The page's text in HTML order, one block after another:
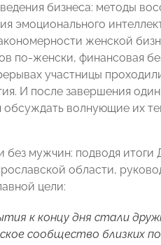
бизнеса: методы
эмоционального
женской
по-женски, финансовая
участницы
И после завершения
обсуждать волнующие их
мужчин: подводя
области,
цели:
к концу дня стали
сообщество близких